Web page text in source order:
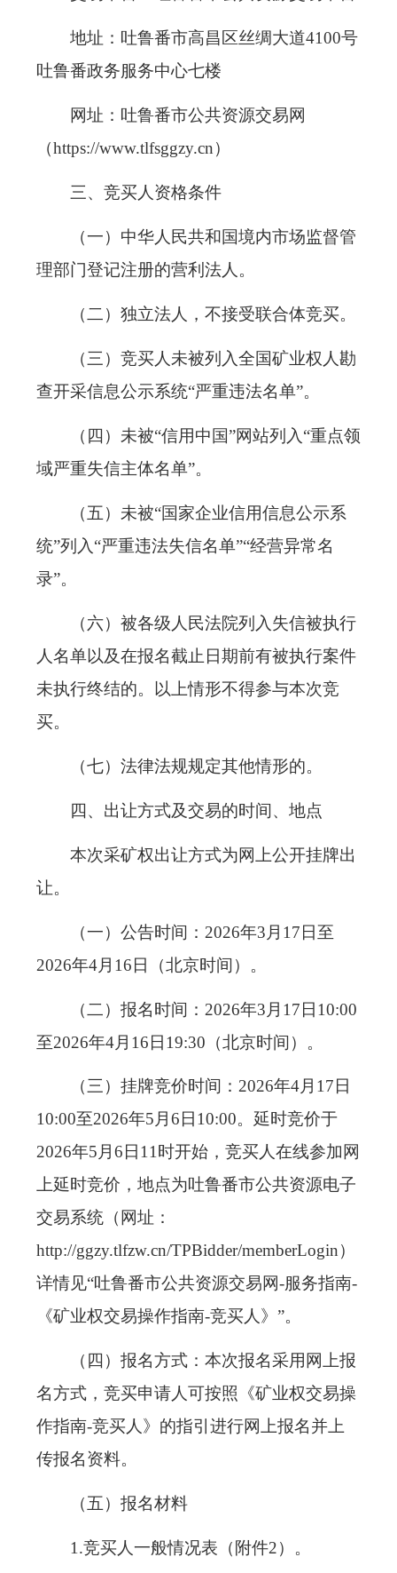
地址：吐鲁番市高昌区丝绸大道4100号
吐鲁番政务服务中心七楼
网址：吐鲁番市公共资源交易网
（https://www.tlfsggzy.cn）
三、竞买人资格条件
（一）中华人民共和国境内市场监督管
理部门登记注册的营利法人。
（二）独立法人，不接受联合体竞买。
（三）竞买人未被列入全国矿业权人勘
查开采信息公示系统“严重违法名单”。
（四）未被“信用中国”网站列入“重点领
域严重失信主体名单”。
（五）未被“国家企业信用信息公示系
统”列入“严重违法失信名单”“经营异常名
录”。
（六）被各级人民法院列入失信被执行
人名单以及在报名截止日期前有被执行案件
未执行终结的。以上情形不得参与本次竞
买。
（七）法律法规规定其他情形的。
四、出让方式及交易的时间、地点
本次采矿权出让方式为网上公开挂牌出
让。
（一）公告时间：2026年3月17日至
2026年4月16日（北京时间）。
（二）报名时间：2026年3月17日10:00
至2026年4月16日19:30（北京时间）。
（三）挂牌竞价时间：2026年4月17日
10:00至2026年5月6日10:00。延时竞价于
2026年5月6日11时开始，竞买人在线参加网
上延时竞价，地点为吐鲁番市公共资源电子
交易系统（网址：
http://ggzy.tlfzw.cn/TPBidder/memberLogin），
详情见“吐鲁番市公共资源交易网-服务指南-
《矿业权交易操作指南-竞买人》”。
（四）报名方式：本次报名采用网上报
名方式，竞买申请人可按照《矿业权交易操
作指南-竞买人》的指引进行网上报名并上
传报名资料。
（五）报名材料
1.竞买人一般情况表（附件2）。